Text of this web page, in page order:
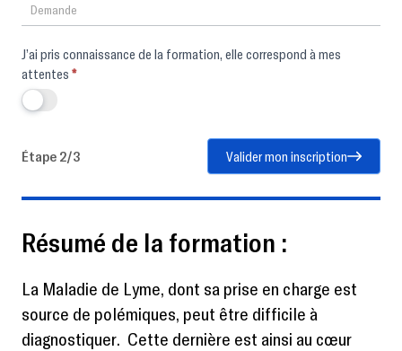
J’ai pris connaissance de la formation, elle correspond à mes
attentes *
Étape 2/3 Valider mon inscription
Résumé de la formation :
La Maladie de Lyme, dont sa prise en charge est
source de polémiques, peut être difficile à
diagnostiquer. Cette dernière est ainsi au cœur